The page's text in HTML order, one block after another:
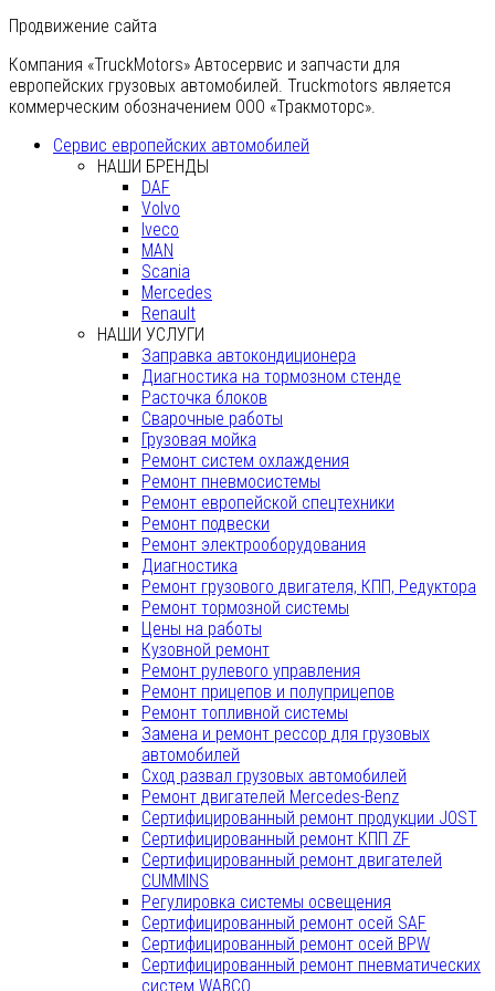
Продвижение сайта
Компания «TruckMotors» Автосервис и запчасти для
европейских грузовых автомобилей. Truckmotors является
коммерческим обозначением ООО «Тракмоторс».
Сервис европейских автомобилей
НАШИ БРЕНДЫ
DAF
Volvo
Iveco
MAN
Scania
Mercedes
Renault
НАШИ УСЛУГИ
Заправка автокондиционера
Диагностика на тормозном стенде
Расточка блоков
Сварочные работы
Грузовая мойка
Ремонт систем охлаждения
Ремонт пневмосистемы
Ремонт европейской спецтехники
Ремонт подвески
Ремонт электрооборудования
Диагностика
Ремонт грузового двигателя, КПП, Редуктора
Ремонт тормозной системы
Цены на работы
Кузовной ремонт
Ремонт рулевого управления
Ремонт прицепов и полуприцепов
Ремонт топливной системы
Замена и ремонт рессор для грузовых
автомобилей
Сход развал грузовых автомобилей
Ремонт двигателей Mercedes-Benz
Сертифицированный ремонт продукции JOST
Сертифицированный ремонт КПП ZF
Сертифицированный ремонт двигателей
CUMMINS
Регулировка системы освещения
Сертифицированный ремонт осей SAF
Сертифицированный ремонт осей BPW
Сертифицированный ремонт пневматических
систем WABCO